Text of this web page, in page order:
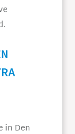
in Den